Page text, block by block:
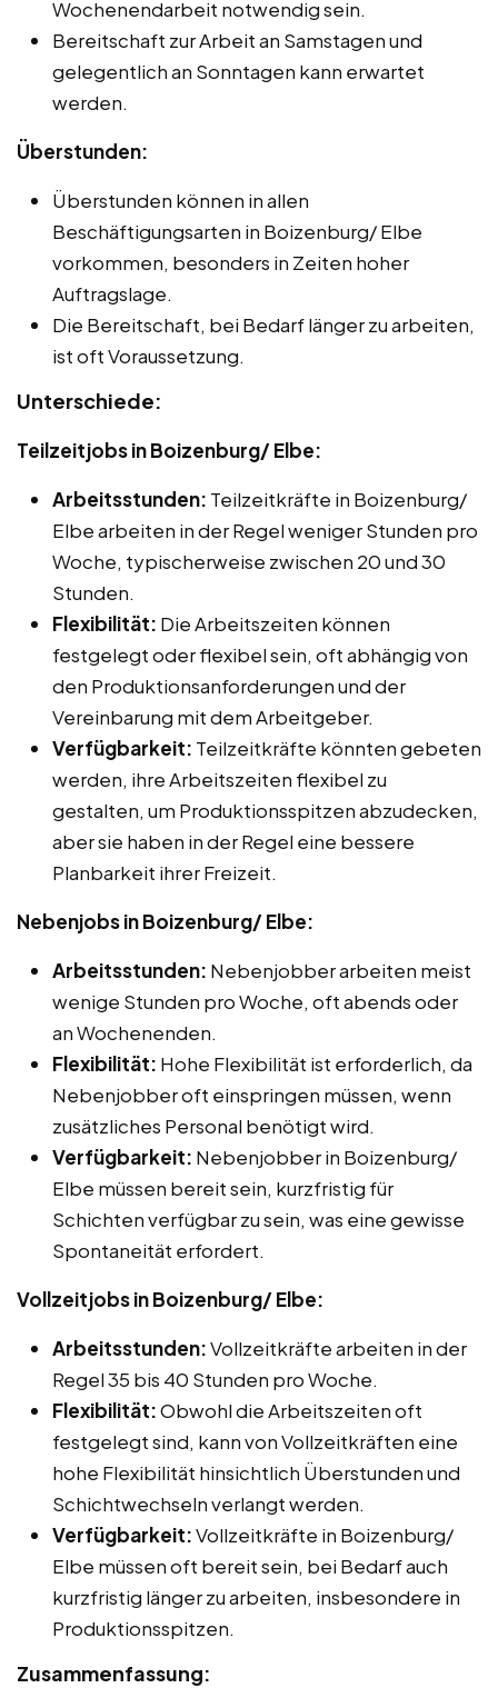
Wochenendarbeit notwendig sein.
Bereitschaft zur Arbeit an Samstagen und
gelegentlich an Sonntagen kann erwartet
werden.
Überstunden:
Überstunden können in allen
Beschäftigungsarten in Boizenburg/ Elbe
vorkommen, besonders in Zeiten hoher
Auftragslage.
Die Bereitschaft, bei Bedarf länger zu arbeiten,
ist oft Voraussetzung.
Unterschiede:
Teilzeitjobs in Boizenburg/ Elbe:
Arbeitsstunden: Teilzeitkräfte in Boizenburg/
Elbe arbeiten in der Regel weniger Stunden pro
Woche, typischerweise zwischen 20 und 30
Stunden.
Flexibilität: Die Arbeitszeiten können
festgelegt oder flexibel sein, oft abhängig von
den Produktionsanforderungen und der
Vereinbarung mit dem Arbeitgeber.
Verfügbarkeit: Teilzeitkräfte könnten gebeten
werden, ihre Arbeitszeiten flexibel zu
gestalten, um Produktionsspitzen abzudecken,
aber sie haben in der Regel eine bessere
Planbarkeit ihrer Freizeit.
Nebenjobs in Boizenburg/ Elbe:
Arbeitsstunden: Nebenjobber arbeiten meist
wenige Stunden pro Woche, oft abends oder
an Wochenenden.
Flexibilität: Hohe Flexibilität ist erforderlich, da
Nebenjobber oft einspringen müssen, wenn
zusätzliches Personal benötigt wird.
Verfügbarkeit: Nebenjobber in Boizenburg/
Elbe müssen bereit sein, kurzfristig für
Schichten verfügbar zu sein, was eine gewisse
Spontaneität erfordert.
Vollzeitjobs in Boizenburg/ Elbe:
Arbeitsstunden:Vollzeitkräfte arbeiten in der
Regel 35 bis 40 Stunden pro Woche.
Flexibilität:Obwohl die Arbeitszeiten oft
festgelegt sind, kann von Vollzeitkräften eine
hohe Flexibilität hinsichtlich Überstunden und
Schichtwechseln verlangt werden.
Verfügbarkeit:Vollzeitkräfte in Boizenburg/
Elbe müssen oft bereit sein, bei Bedarf auch
kurzfristig länger zu arbeiten, insbesondere in
Produktionsspitzen.
Zusammenfassung: